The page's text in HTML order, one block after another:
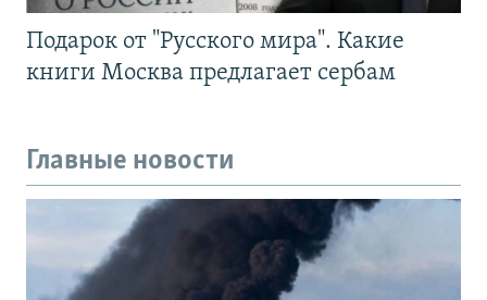
Подарок от "Русского мира". Какие
книги Москва предлагает сербам
Главные новости